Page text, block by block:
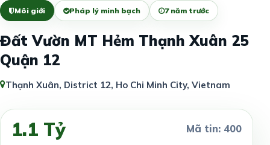
Môi giới Pháp lý minh bạch 7 năm trước
Đất Vườn MT Hẻm Thạnh Xuân 25
Quận 12
Thạnh Xuân, District 12, Ho Chi Minh City, Vietnam
1.1 Tỷ Mã tin: 400